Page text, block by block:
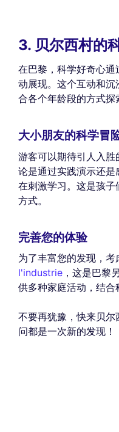
3. 贝尔西村的
在巴黎，科学好奇心通
动展现。这个互动和
合各个年龄段的方式探
大小朋友的科学冒
游客可以期待引人入
论是通过实践演示还
在刺激学习。这是孩
方式。
完善您的体验
为了丰富您的发现，考
l'industrie ，这是巴黎
供多种家庭活动，结合
不要再犹豫，快来贝
问都是一次新的发现！